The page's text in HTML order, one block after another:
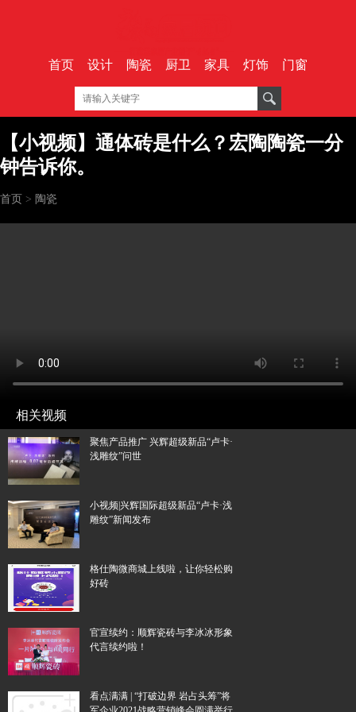
首页 设计 陶瓷 厨卫 家具 灯饰 门窗
【小视频】通体砖是什么？宏陶陶瓷一分
钟告诉你。
首页 > 陶瓷
相关视频
聚焦产品推广 兴辉超级新品“卢卡·
浅雕纹”问世
小视频|兴辉国际超级新品“卢卡·浅
雕纹”新闻发布
格仕陶微商城上线啦，让你轻松购
好砖
官宣续约：顺辉瓷砖与李冰冰形象
代言续约啦！
看点满满 | “打破边界 岩占头筹”将